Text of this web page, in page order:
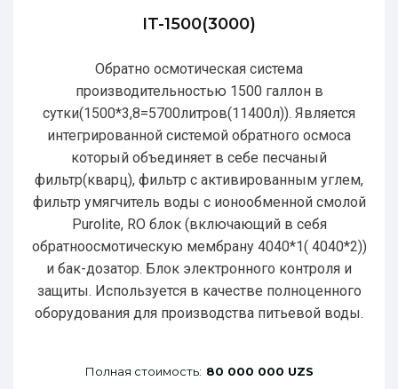
IT-1500(3000)
Обратно осмотическая система
производительностью 1500 галлон в
сутки(1500*3,8=5700литров(11400л)). Является
интегрированной системой обратного осмоса
который объединяет в себе песчаный
фильтр(кварц), фильтр с активированным углем,
фильтр умягчитель воды с ионообменной смолой
Purolite, RO блок (включающий в себя
обратноосмотическую мембрану 4040*1( 4040*2))
и бак-дозатор. Блок электронного контроля и
защиты. Используется в качестве полноценного
оборудования для производства питьевой воды.
Полная стоимость: 80 000 000 UZS